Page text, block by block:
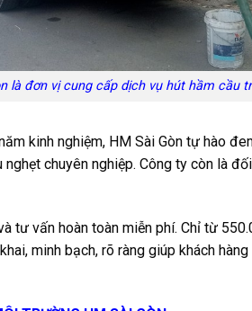
là đơn vị cung cấp dịch vụ hút hầm cầu
kinh nghiệm, HM Sài Gòn tự hào
chuyên nghiệp. Công ty còn là
tư vấn hoàn toàn miễn phí. Chỉ từ
minh bạch, rõ ràng giúp khách